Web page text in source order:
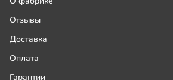
Отзывы
Доставка
Оплата
Гарантии